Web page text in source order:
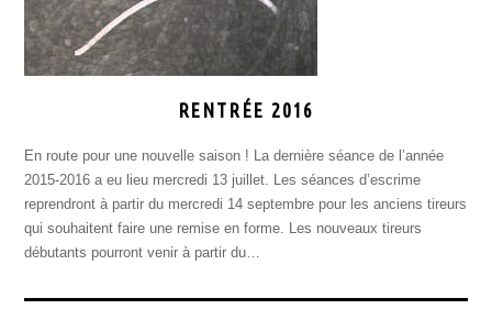
RENTRÉE 2016
En route pour une nouvelle saison ! La dernière séance de l’année
2015-2016 a eu lieu mercredi 13 juillet. Les séances d’escrime
reprendront à partir du mercredi 14 septembre pour les anciens tireurs
qui souhaitent faire une remise en forme. Les nouveaux tireurs
débutants pourront venir à partir du…